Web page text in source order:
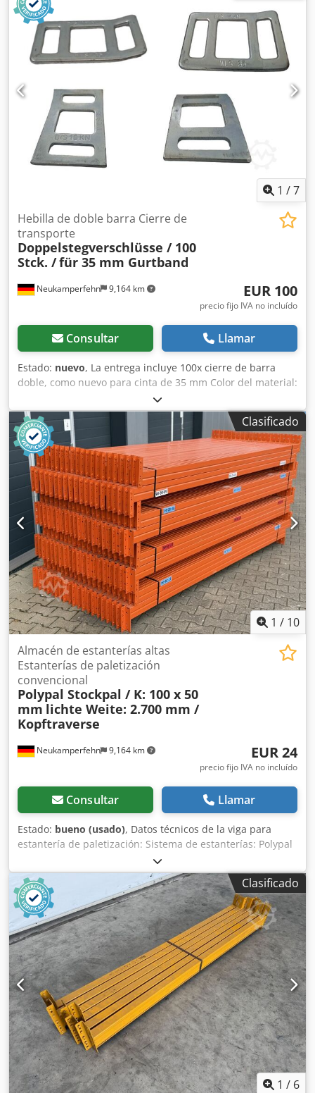
09850NP33 Anclaje: 3 HK (ganchos) Luz libre: 2.700 mm
Carga máxima por par de vigas: 1.600 kg (con carga
uniformemente distribuida) 02x Pasadores de seguridad,
usados Versión: completamente galvanizados Para
asegurar las vigas longitudinales Contra el levantamiento
accidental Personas de contacto en nuestra empresa: Sr.
Andre Evering Sr. Mario Klöver Sr. Falk Deutsch
Información general sobre el artículo: Este artículo solo se
ofrece para recogida en las instalaciones. El transporte o
envío tendrá costes adicionales, que pueden ser
consultados según la ubicación de entrega y el volumen
1 /7
Neukamperfehn 9,164 km
Hebilla de doble barra Cierre de
transporte
Doppelstegverschlüsse / 100
Stck. /für 35 mm Gurtband
EUR 100
precio fijo IVA no incluído
Consultar Llamar
Estado: nuevo, La entrega incluye 100x cierre de barra
doble, como nuevo para cinta de 35 mm Color del material:
galvanizado sendzimir Longitud total: aprox. 83 mm
Anchura total: aprox. 54 mm Anchura interior: aprox. 35
mm Grosor del material: aprox. 4,00 mm Carga de rotura:
1,600 kg Peso | unidad: 0,090 kg Su persona de contacto
en nuestra empresa: Cjdpfx Aopuz I Sjgxjrf Sr: Andre
Evering Sr.: Mario Klöver Sr.: Falk Deutsch Información
general sobre el artículo: Este artículo se ofrece
únicamente para su recogida. Cualquier transporte o envío
adicional de este artículo envío de este artículo está
asociado a costes adicionales, que pueden solicitarse por
separado en función del lugar de entrega o del alcance de
la entrega.
Clasificado
1 / 10
Neukamperfehn 9,164 km
Almacén de estanterías altas
Estanterías de paletización
convencional
Polypal Stockpal / K: 100 x 50
mm lichte Weite: 2.700 mm /
Kopftraverse
EUR 24
precio fijo IVA no incluído
Consultar Llamar
Estado: bueno (usado), Datos técnicos de la viga para
estantería de paletización: Sistema de estanterías: Polypal
Tipo: Stockpal El suministro incluye: 01x Viga de estantería
para palets, usada Ejecución: travesa superior Color del
material: naranja Perfil de caja: 100 x 50 mm Tipo: SKVBN
09850NP22 Enganche: 2 HK (ganchos) Luz libre: 2.700 mm
Carga máxima por pareja de travesaños: 1.500 kg, con
carga uniformemente distribuida 02x Pasadores de
seguridad, usados Ejecución: totalmente galvanizados Para
asegurar los largueros contra el levantamiento accidental
Personas de contacto en nuestra empresa: Sr. Andre
Evering Sr. Mario Klöver Crodpfx Agsxzyi Sexjf Sr. Falk
Deutsch Información general sobre el artículo: Este
artículo solo se ofrece para recogida. Si se requiere
transporte o envío de este artículo, genera costes
adicionales que pueden consultarse con nosotros
dependiendo del destino y del alcance de la entrega.
Clasificado
1 / 6